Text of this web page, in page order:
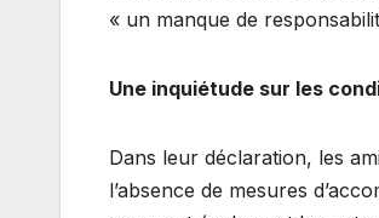
« un manque de
Une inquiétude sur les
Dans leur déclaration, les
l’absence de mesures